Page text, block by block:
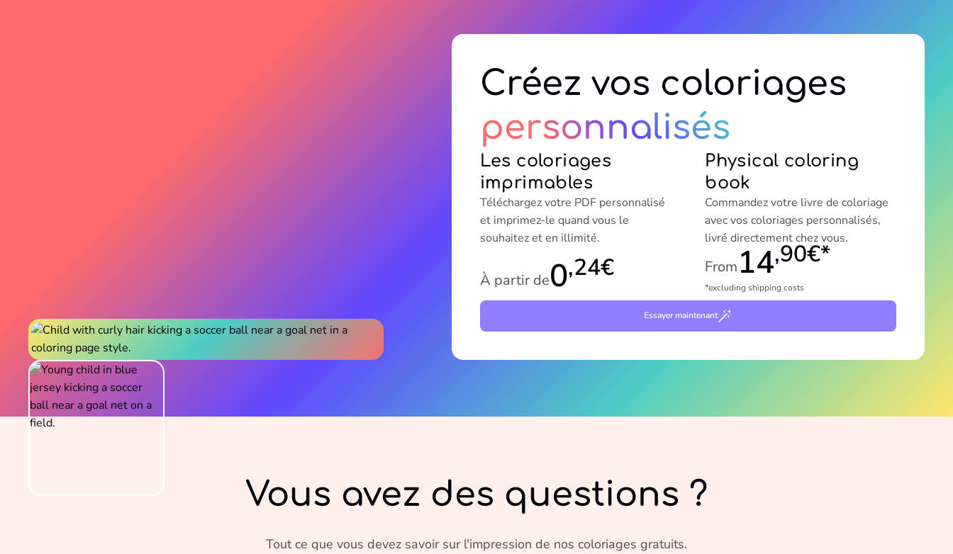
Créez vos coloriages
personnalisés
Les coloriages
imprimables
Téléchargez votre PDF personnalisé
et imprimez-le quand vous le
souhaitez et en illimité.
À partir de0,24€
Physical coloring
book
Commandez votre livre de coloriage
avec vos coloriages personnalisés,
livré directement chez vous.
From 14,90€*
*excluding shipping costs
Essayer maintenant
Vous avez des questions ?
Tout ce que vous devez savoir sur l'impression de nos coloriages gratuits.